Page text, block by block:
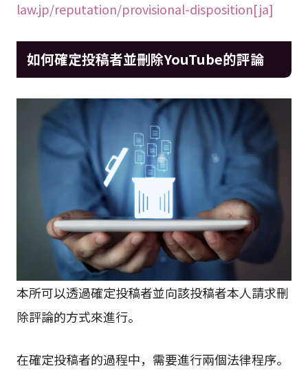
law.jp/reputation/provisional-disposition[ja]
如何確定投稿者並刪除YouTube的評論
本所可以透過確定投稿者並向該投稿者本人請求刪
除評論的方式來進行。
在確定投稿者的過程中，需要進行兩個法律程序。